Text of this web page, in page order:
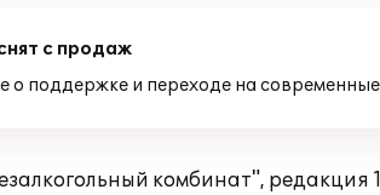
с продаж
о поддержке и переходе на
комбинат",